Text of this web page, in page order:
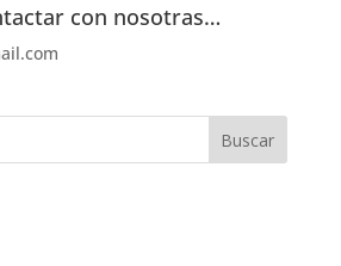
con nosotras…